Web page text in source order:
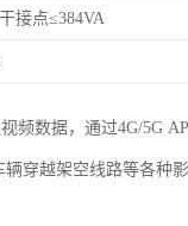
接点≤384VA
频数据，通过4G/5G
穿越架空线路等各种